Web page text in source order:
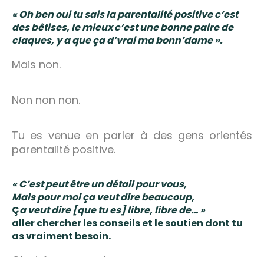
« Oh ben oui tu sais la parentalité positive c’est
des bêtises, le mieux c’est une bonne paire de
claques, y a que ça d’vrai ma bonn’dame ».
Mais non.
Non non non.
Tu es venue en parler à des gens orientés
parentalité positive.
« C’est peut être un détail pour vous,
Mais pour moi ça veut dire beaucoup,
Ça veut dire [que tu es] libre, libre de… »
aller chercher les conseils et le soutien dont tu
as vraiment besoin.